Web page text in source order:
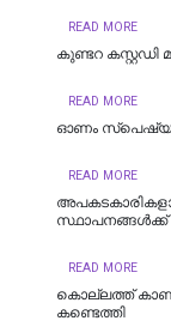
READ MORE
കുണ്ടറ
READ MORE
ഓണം സ്‌പെഷ്യൽ
READ MORE
READ MORE
കൊല്ലത്ത്
കണ്ടെത്തി